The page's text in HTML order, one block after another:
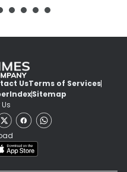
UsTerms of Services
IndexSitemap